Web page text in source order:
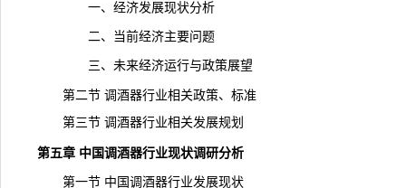
一、经济发展现状分析
二、当前经济主要问题
三、未来经济运行与政策展望
第二节 调酒器行业相关政策、标准
第三节 调酒器行业相关发展规划
第五章 中国调酒器行业现状调研分析
第一节 中国调酒器行业发展现状